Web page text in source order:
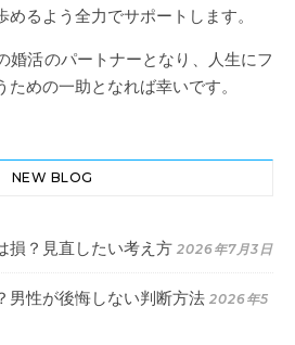
るよう全力でサポートします。
婚活のパートナーとなり、人生にフ
めの一助となれば幸いです。
NEW BLOG
損？見直したい考え方 2026年7月3日
男性が後悔しない判断方法 2026年5